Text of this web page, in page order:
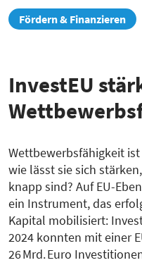
zur
Fördern & Finanzieren
InvestEU
Wettbewerbsfähigkeit
wie lässt sie sich
knapp sind? Auf EU-
ein Instrument, das
Kapital mobilisiert:
2024 konnten mit einer
26 Mrd. Euro